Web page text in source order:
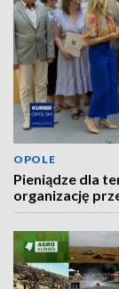
OPOLE
Pieniądze dla
organizację